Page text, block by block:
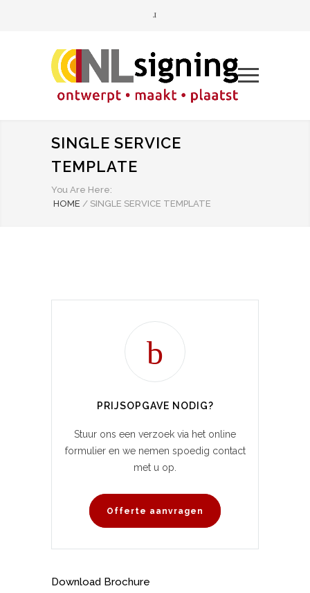
SINGLE SERVICE
TEMPLATE
You Are Here:
HOME / SINGLE SERVICE TEMPLATE
PRIJSOPGAVE NODIG?
Stuur ons een verzoek via het online
formulier en we nemen spoedig contact
met u op.
Offerte aanvragen
Download Brochure